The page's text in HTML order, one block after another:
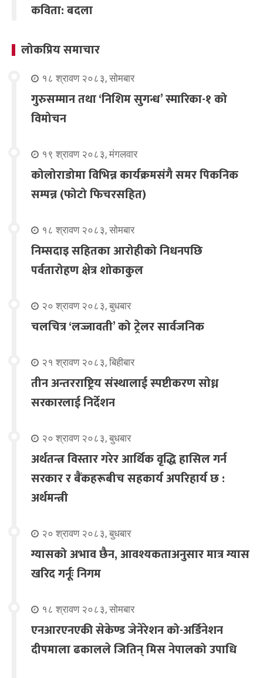
कविता: बदला
लोकप्रिय समाचार
१८ श्रावण २०८३, सोमबार
गुरुसम्मान तथा ‘निशिम सुगन्ध’ स्मारिका-१ को
विमोचन
१९ श्रावण २०८३, मंगलवार
कोलोराडोमा विभिन्न कार्यक्रमसंगै समर पिकनिक
सम्पन्न (फोटो फिचरसहित)
१८ श्रावण २०८३, सोमबार
निम्सदाइ सहितका आरोहीको निधनपछि
पर्वतारोहण क्षेत्र शोकाकुल
२० श्रावण २०८३, बुधबार
चलचित्र ‘लज्जावती’ को ट्रेलर सार्वजनिक
२१ श्रावण २०८३, बिहीबार
तीन अन्तरराष्ट्रिय संस्थालाई स्पष्टीकरण सोध्न
सरकारलाई निर्देशन
२० श्रावण २०८३, बुधबार
अर्थतन्त्र विस्तार गरेर आर्थिक वृद्धि हासिल गर्न
सरकार र बैंकहरूबीच सहकार्य अपरिहार्य छ :
अर्थमन्त्री
२० श्रावण २०८३, बुधबार
ग्यासको अभाव छैन, आवश्यकताअनुसार मात्र ग्यास
खरिद गर्नूः निगम
१८ श्रावण २०८३, सोमबार
एनआरएनएकी सेकेण्ड जेनेरेशन को-अर्डिनेशन
दीपमाला ढकालले जितिन् मिस नेपालको उपाधि